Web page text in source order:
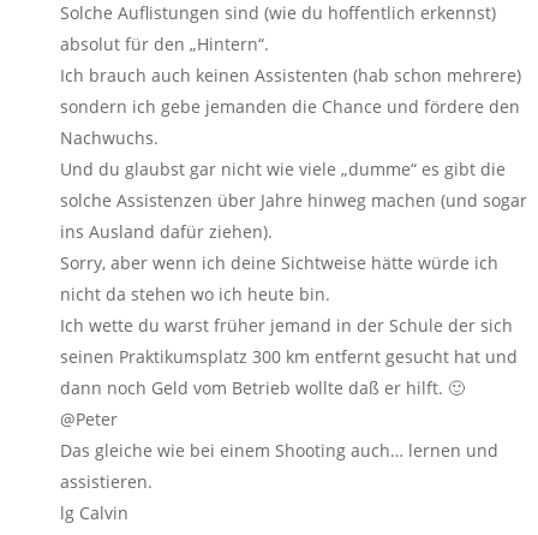
Solche Auflistungen sind (wie du hoffentlich erkennst)
absolut für den „Hintern“.
Ich brauch auch keinen Assistenten (hab schon mehrere)
sondern ich gebe jemanden die Chance und fördere den
Nachwuchs.
Und du glaubst gar nicht wie viele „dumme“ es gibt die
solche Assistenzen über Jahre hinweg machen (und sogar
ins Ausland dafür ziehen).
Sorry, aber wenn ich deine Sichtweise hätte würde ich
nicht da stehen wo ich heute bin.
Ich wette du warst früher jemand in der Schule der sich
seinen Praktikumsplatz 300 km entfernt gesucht hat und
dann noch Geld vom Betrieb wollte daß er hilft. 🙂
@Peter
Das gleiche wie bei einem Shooting auch… lernen und
assistieren.
lg Calvin